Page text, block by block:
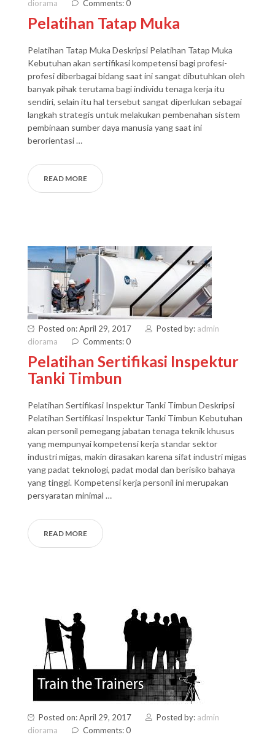
diorama Comments: 0
Pelatihan Tatap Muka
Pelatihan Tatap Muka Deskripsi Pelatihan Tatap Muka
Kebutuhan akan sertifikasi kompetensi bagi profesi-
profesi diberbagai bidang saat ini sangat dibutuhkan oleh
banyak pihak terutama bagi individu tenaga kerja itu
sendiri, selain itu hal tersebut sangat diperlukan sebagai
langkah strategis untuk melakukan pembenahan sistem
pembinaan sumber daya manusia yang saat ini
berorientasi …
READ MORE
Posted on: April 29, 2017 Posted by: admin
diorama
Comments: 0
Pelatihan Sertifikasi Inspektur
Tanki Timbun
Pelatihan Sertifikasi Inspektur Tanki Timbun Deskripsi
Pelatihan Sertifikasi Inspektur Tanki Timbun Kebutuhan
akan personil pemegang jabatan tenaga teknik khusus
yang mempunyai kompetensi kerja standar sektor
industri migas, makin dirasakan karena sifat industri migas
yang padat teknologi, padat modal dan berisiko bahaya
yang tinggi. Kompetensi kerja personil ini merupakan
persyaratan minimal …
READ MORE
Posted on: April 29, 2017 Posted by: admin
diorama
Comments: 0